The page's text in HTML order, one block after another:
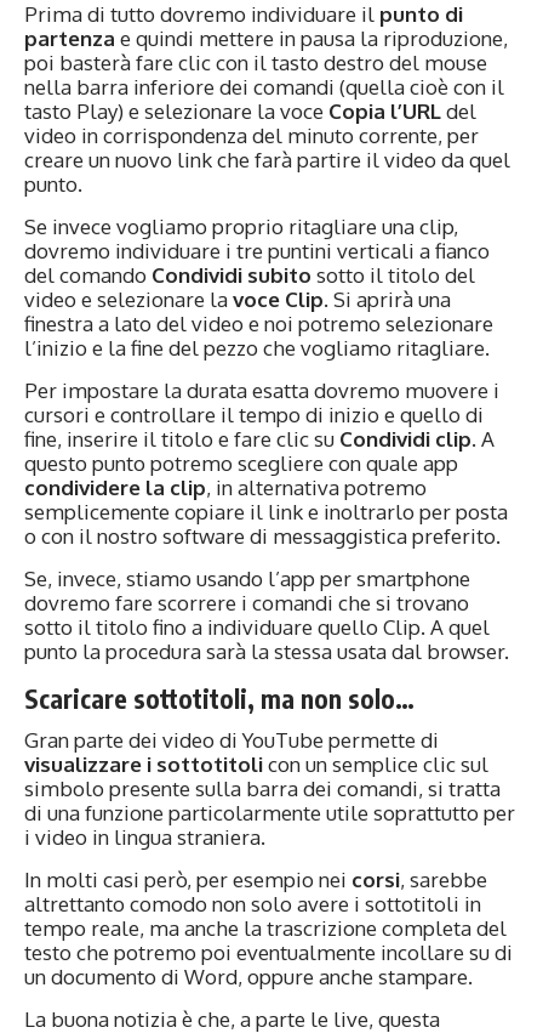
Prima di tutto dovremo individuare il punto di
partenza e quindi mettere in pausa la riproduzione,
poi basterà fare clic con il tasto destro del mouse
nella barra inferiore dei comandi (quella cioè con il
tasto Play) e selezionare la voce Copia l’URLdel
video in corrispondenza del minuto corrente, per
creare un nuovo link che farà partire il video da quel
punto.
Se invece vogliamo proprio ritagliare una clip,
dovremo individuare i tre puntini verticali a fianco
del comando Condividi subito sotto il titolo del
video e selezionare lavoce Clip. Si aprirà una
finestra a lato del video e noi potremo selezionare
l’inizio e la fine del pezzo che vogliamo ritagliare.
Per impostare la durata esatta dovremo muovere i
cursori e controllare il tempo di inizio e quello di
fine, inserire il titolo e fare clic su Condividi clip. A
questo punto potremo scegliere con quale app
condividere la clip, in alternativa potremo
semplicemente copiare il link e inoltrarlo per posta
o con il nostro software di messaggistica preferito.
Se, invece, stiamo usando l’app per smartphone
dovremo fare scorrere i comandi che si trovano
sotto il titolo fino a individuare quello Clip. A quel
punto la procedura sarà la stessa usata dal browser.
Scaricare sottotitoli, ma non solo…
Gran parte dei video di YouTube permette di
visualizzare i sottotitolicon un semplice clic sul
simbolo presente sulla barra dei comandi, si tratta
di una funzione particolarmente utile soprattutto per
i video in lingua straniera.
In molti casi però, per esempio nei corsi, sarebbe
altrettanto comodo non solo avere i sottotitoli in
tempo reale, ma anche la trascrizione completa del
testo che potremo poi eventualmente incollare su di
un documento di Word, oppure anche stampare.
La buona notizia è che, a parte le live, questa